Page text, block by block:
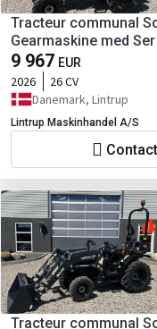
Tracteur communal
Gearmaskine med Ser
9 967 EUR
2026
26 CV
Danemark, Lintrup
Lintrup Maskinhandel A/S
Tracteur communal